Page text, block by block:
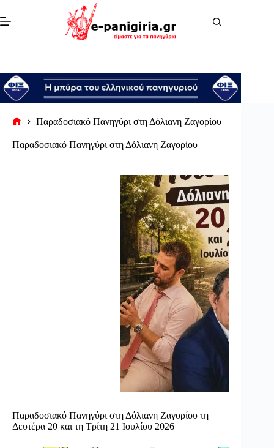
στο
περιεχόμενο
σελίδα
Παραδοσιακό Πανηγύρι στη Δόλιανη Ζαγορίου
Παραδοσιακό Πανηγύρι στη Δόλιανη Ζαγορίου
Παραδοσιακό Πανηγύρι στη Δόλιανη Ζαγορίου τη
Δευτέρα 20 και τη Τρίτη 21 Ιουλίου 2026